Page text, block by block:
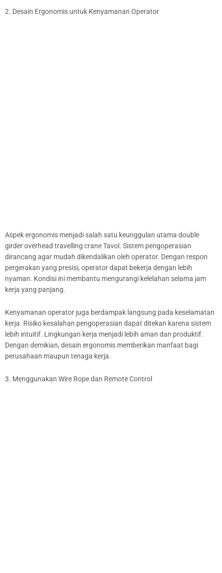
2. Desain Ergonomis untuk Kenyamanan Operator
Aspek ergonomis menjadi salah satu keunggulan utama double
girder overhead travelling crane Tavol. Sistem pengoperasian
dirancang agar mudah dikendalikan oleh operator. Dengan respon
pergerakan yang presisi, operator dapat bekerja dengan lebih
nyaman. Kondisi ini membantu mengurangi kelelahan selama jam
kerja yang panjang.
Kenyamanan operator juga berdampak langsung pada keselamatan
kerja. Risiko kesalahan pengoperasian dapat ditekan karena sistem
lebih intuitif. Lingkungan kerja menjadi lebih aman dan produktif.
Dengan demikian, desain ergonomis memberikan manfaat bagi
perusahaan maupun tenaga kerja.
3. Menggunakan Wire Rope dan Remote Control